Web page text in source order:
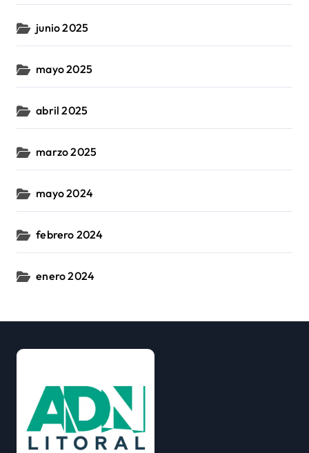
junio 2025
mayo 2025
abril 2025
marzo 2025
mayo 2024
febrero 2024
enero 2024